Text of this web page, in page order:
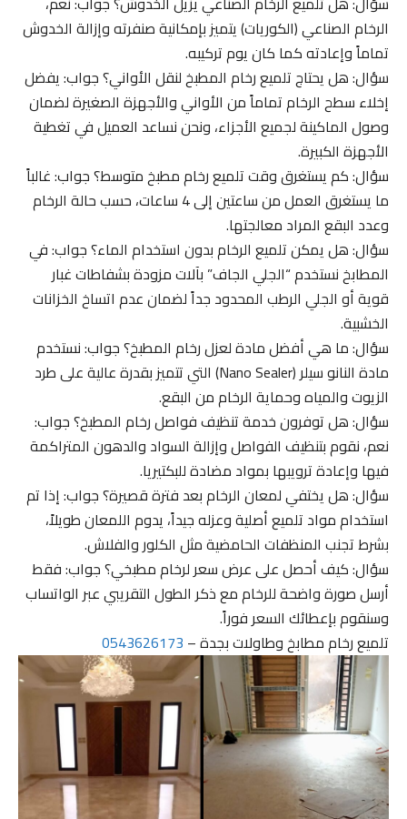
الرخام الصناعي (الكوريات) يتميز بإمكانية صنفرته وإزالة الخدوش
تماماً وإعادته كما كان يوم تركيبه.
سؤال: هل يحتاج تلميع رخام المطبخ لنقل الأواني؟ جواب: يفضل
إخلاء سطح الرخام تماماً من الأواني والأجهزة الصغيرة لضمان
وصول الماكينة لجميع الأجزاء، ونحن نساعد العميل في تغطية
الأجهزة الكبيرة.
سؤال: كم يستغرق وقت تلميع رخام مطبخ متوسط؟ جواب: غالباً
ما يستغرق العمل من ساعتين إلى 4 ساعات، حسب حالة الرخام
وعدد البقع المراد معالجتها.
سؤال: هل يمكن تلميع الرخام بدون استخدام الماء؟ جواب: في
المطابخ نستخدم “الجلي الجاف” بآلات مزودة بشفاطات غبار
قوية أو الجلي الرطب المحدود جداً لضمان عدم اتساخ الخزانات
الخشبية.
سؤال: ما هي أفضل مادة لعزل رخام المطبخ؟ جواب: نستخدم
مادة النانو سيلر (Nano Sealer) التي تتميز بقدرة عالية على طرد
الزيوت والمياه وحماية الرخام من البقع.
سؤال: هل توفرون خدمة تنظيف فواصل رخام المطبخ؟ جواب:
نعم، نقوم بتنظيف الفواصل وإزالة السواد والدهون المتراكمة
فيها وإعادة ترويبها بمواد مضادة للبكتيريا.
سؤال: هل يختفي لمعان الرخام بعد فترة قصيرة؟ جواب: إذا تم
استخدام مواد تلميع أصلية وعزله جيداً، يدوم اللمعان طويلاً،
بشرط تجنب المنظفات الحامضية مثل الكلور والفلاش.
سؤال: كيف أحصل على عرض سعر لرخام مطبخي؟ جواب: فقط
أرسل صورة واضحة للرخام مع ذكر الطول التقريبي عبر الواتساب
وسنقوم بإعطائك السعر فوراً.
تلميع رخام مطابخ وطاولات بجدة –0543626173